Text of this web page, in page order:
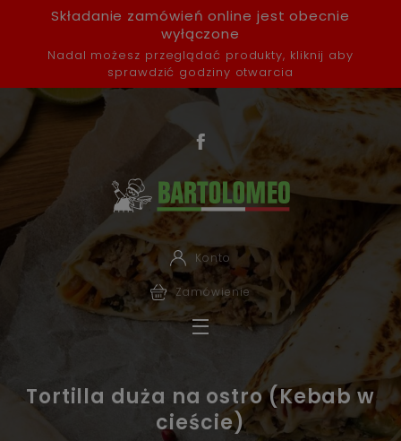
Składanie zamówień online jest obecnie
wyłączone
Nadal możesz przeglądać produkty, kliknij aby
sprawdzić godziny otwarcia
Konto
Zamówienie
Tortilla duża na ostro (Kebab w
cieście)